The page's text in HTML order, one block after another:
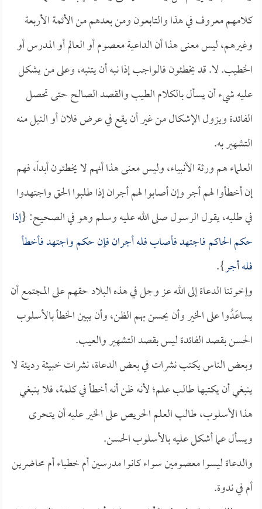
كلامهم معروف في هذا والتابعون ومن بعدهم من الأئمة الأربعة
وغيرهم، ليس معنى هذا أن الداعية معصوم أو العالم أو المدرس أو
الخطيب. لا. قد يخطئون فالواجب إذا نبه أن يتنبه، وعلى من يشكل
عليه شيء أن يسأل بالكلام الطيب والقصد الصالح حتى تحصل
الفائدة ويزول الإشكال من غير أن يقع في عرض فلان أو النيل منه
التشهير به.
العلماء هم ورثة الأنبياء، وليس معنى هذا أنهم لا يخطئون أبداً، فهم
إن أخطأوا لهم أجر وإن أصابوا لهم أجران إذا طلبوا الحق واجتهدوا
في طلبه، يقول الرسول صلى الله عليه وسلم وهو في الصحيح: {إذا
حكم الحاكم فاجتهد فأصاب فله أجران فإن حكم واجتهد فأخطأ
فله أجر}.
وإخوتنا الدعاة إلى الله عز وجل في هذه البلاد حقهم على المجتمع أن
يساعَدُوا على الخير وأن يحسن بهم الظن، وأن يبين الخطأ بالأسلوب
الحسن بقصد الفائدة ليس بقصد التشهير والعيب.
وبعض الناس يكتب نشرات في بعض الدعاة، نشرات خبيثة رديئة لا
ينبغي أن يكتبها طالب علم؛ لأنه ظن أنه أخطأ في كلمة، فلا ينبغي
هذا الأسلوب، طالب العلم الحريص على الخير عليه أن يتحرى
ويسأل عما أشكل عليه بالأسلوب الحسن.
والدعاة ليسوا معصومين سواء كانوا مدرسين أم خطباء أم محاضرين
أم في ندوة.